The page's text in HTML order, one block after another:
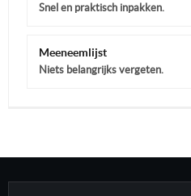
Snel en praktisch inpakken.
Meeneemlijst
Niets belangrijks vergeten.